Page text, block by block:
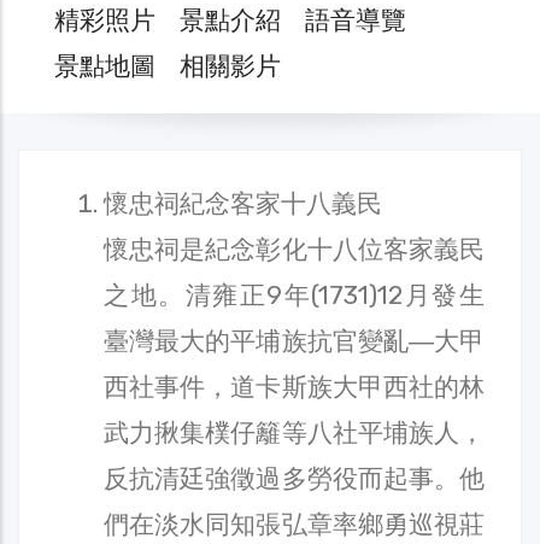
精彩照片 景點介紹
語音導覽
景點地圖
相關影片
懷忠祠紀念客家十八義民
懷忠祠是紀念彰化十八位客家義民
之地。清雍正9年(1731)12月發生
臺灣最大的平埔族抗官變亂―大甲
西社事件，道卡斯族大甲西社的林
武力揪集樸仔籬等八社平埔族人，
反抗清廷強徵過多勞役而起事。他
們在淡水同知張弘章率鄉勇巡視莊